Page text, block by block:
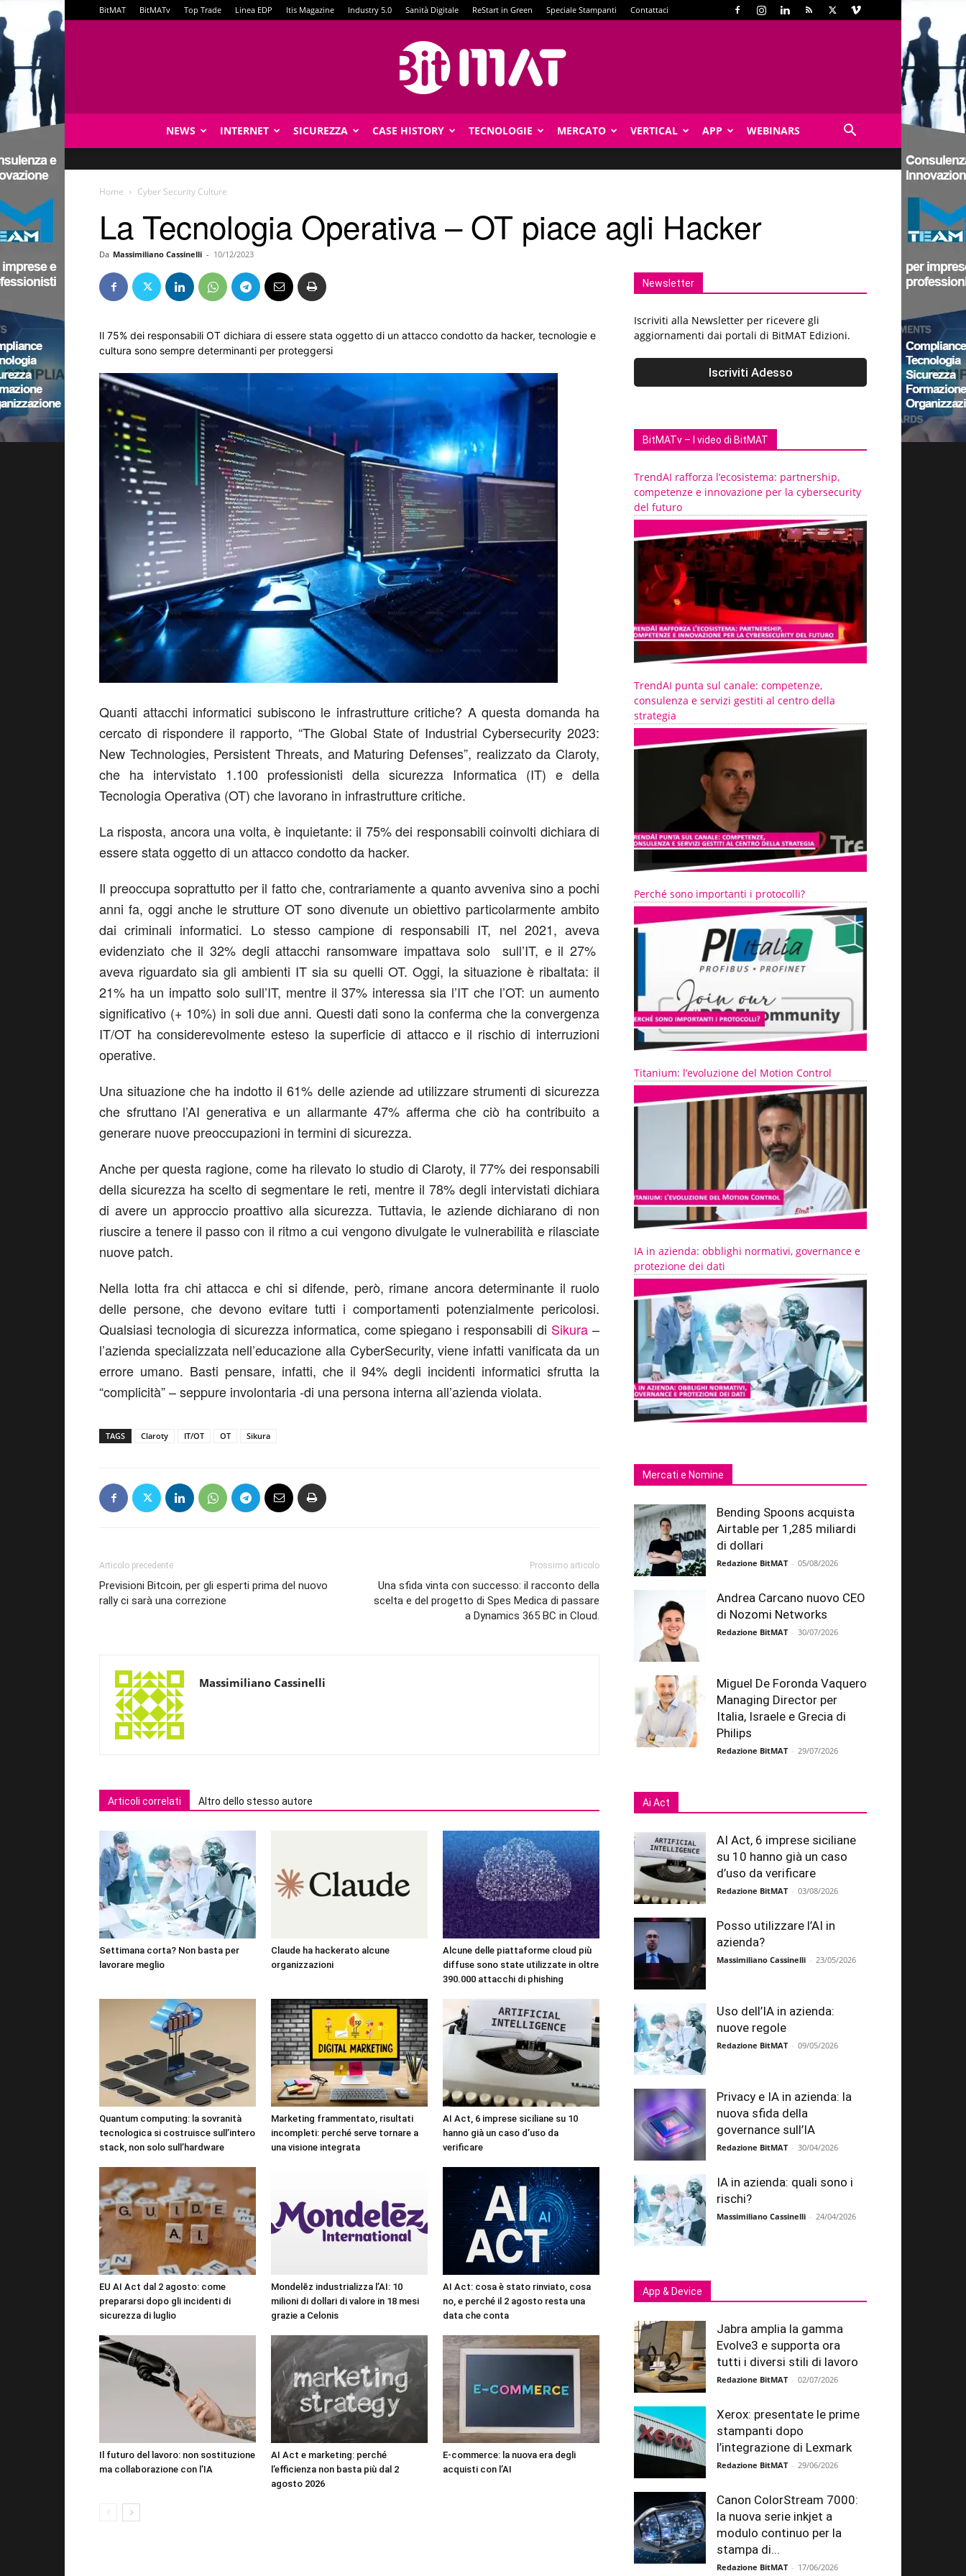
BitMAT BitMATv Top Trade Linea EDP Itis Magazine Industry 5.0 Sanità Digitale ReStart in Green Speciale Stampanti Contattaci
NEWS INTERNET SICUREZZA CASE HISTORY TECNOLOGIE MERCATO VERTICAL APP WEBINARS
Home Cyber Security Culture
La Tecnologia Operativa – OT piace agli Hacker
Da Massimiliano Cassinelli - 10/12/2023
Il 75% dei responsabili OT dichiara di essere stata oggetto di un attacco condotto da hacker, tecnologie e
cultura sono sempre determinanti per proteggersi
Quanti attacchi informatici subiscono le infrastrutture critiche? A questa domanda ha
cercato di rispondere il rapporto, “The Global State of Industrial Cybersecurity 2023:
New Technologies, Persistent Threats, and Maturing Defenses”, realizzato da Claroty,
che ha intervistato 1.100 professionisti della sicurezza Informatica (IT) e della
Tecnologia Operativa (OT) che lavorano in infrastrutture critiche.
La risposta, ancora una volta, è inquietante: il 75% dei responsabili coinvolti dichiara di
essere stata oggetto di un attacco condotto da hacker.
Il preoccupa soprattutto per il fatto che, contrariamente a quanto avveniva sino a pochi
anni fa, oggi anche le strutture OT sono divenute un obiettivo particolarmente ambito
dai criminali informatici. Lo stesso campione di responsabili IT, nel 2021, aveva
evidenziato che il 32% degli attacchi ransomware impattava solo sull’IT, e il 27%
aveva riguardato sia gli ambienti IT sia su quelli OT. Oggi, la situazione è ribaltata: il
21% ha un impatto solo sull’IT, mentre il 37% interessa sia l’IT che l’OT: un aumento
significativo (+ 10%) in soli due anni. Questi dati sono la conferma che la convergenza
IT/OT ha considerevolmente esteso la superficie di attacco e il rischio di interruzioni
operative.
Una situazione che ha indotto il 61% delle aziende ad utilizzare strumenti di sicurezza
che sfruttano l’AI generativa e un allarmante 47% afferma che ciò ha contribuito a
generare nuove preoccupazioni in termini di sicurezza.
Anche per questa ragione, come ha rilevato lo studio di Claroty, il 77% dei responsabili
della sicurezza ha scelto di segmentare le reti, mentre il 78% degli intervistati dichiara
di avere un approccio proattivo alla sicurezza. Tuttavia, le aziende dichiarano di non
riuscire a tenere il passo con il ritmo a cui vengono divulgate le vulnerabilità e rilasciate
nuove patch.
Nella lotta fra chi attacca e chi si difende, però, rimane ancora determinante il ruolo
delle persone, che devono evitare tutti i comportamenti potenzialmente pericolosi.
Qualsiasi tecnologia di sicurezza informatica, come spiegano i responsabili di Sikura –
l’azienda specializzata nell’educazione alla CyberSecurity, viene infatti vanificata da un
errore umano. Basti pensare, infatti, che il 94% degli incidenti informatici sfrutta la
“complicità” – seppure involontaria -di una persona interna all’azienda violata.
TAGS Claroty IT/OT OT Sikura
Articolo precedente
Previsioni Bitcoin, per gli esperti prima del nuovo
rally ci sarà una correzione
Prossimo articolo
Una sfida vinta con successo: il racconto della
scelta e del progetto di Spes Medica di passare
a Dynamics 365 BC in Cloud.
Massimiliano Cassinelli
Articoli correlati Altro dello stesso autore
Settimana corta? Non basta per
lavorare meglio
Claude ha hackerato alcune
organizzazioni
Alcune delle piattaforme cloud più
diffuse sono state utilizzate in oltre
390.000 attacchi di phishing
Quantum computing: la sovranità
tecnologica si costruisce sull’intero
stack, non solo sull’hardware
Marketing frammentato, risultati
incompleti: perché serve tornare a
una visione integrata
AI Act, 6 imprese siciliane su 10
hanno già un caso d’uso da
verificare
EU AI Act dal 2 agosto: come
prepararsi dopo gli incidenti di
sicurezza di luglio
Mondelēz industrializza l’AI: 10
milioni di dollari di valore in 18 mesi
grazie a Celonis
AI Act: cosa è stato rinviato, cosa
no, e perché il 2 agosto resta una
data che conta
Il futuro del lavoro: non sostituzione
ma collaborazione con l’IA
AI Act e marketing: perché
l’efficienza non basta più dal 2
agosto 2026
E-commerce: la nuova era degli
acquisti con l’AI
Newsletter
Iscriviti alla Newsletter per ricevere gli
aggiornamenti dai portali di BitMAT Edizioni.
BitMATv – I video di BitMAT
TrendAI rafforza l’ecosistema: partnership,
competenze e innovazione per la cybersecurity
del futuro
TrendAI punta sul canale: competenze,
consulenza e servizi gestiti al centro della
strategia
Perché sono importanti i protocolli?
Titanium: l’evoluzione del Motion Control
IA in azienda: obblighi normativi, governance e
protezione dei dati
Mercati e Nomine
Bending Spoons acquista
Airtable per 1,285 miliardi
di dollari
Redazione BitMAT - 05/08/2026
Andrea Carcano nuovo CEO
di Nozomi Networks
Redazione BitMAT - 30/07/2026
Miguel De Foronda Vaquero
Managing Director per
Italia, Israele e Grecia di
Philips
Redazione BitMAT - 29/07/2026
Ai Act
AI Act, 6 imprese siciliane
su 10 hanno già un caso
d’uso da verificare
Redazione BitMAT - 03/08/2026
Posso utilizzare l’AI in
azienda?
Massimiliano Cassinelli - 23/05/2026
Uso dell’IA in azienda:
nuove regole
Redazione BitMAT - 09/05/2026
Privacy e IA in azienda: la
nuova sfida della
governance sull’IA
Redazione BitMAT - 30/04/2026
IA in azienda: quali sono i
rischi?
Massimiliano Cassinelli - 24/04/2026
App & Device
Jabra amplia la gamma
Evolve3 e supporta ora
tutti i diversi stili di lavoro
Redazione BitMAT - 02/07/2026
Xerox: presentate le prime
stampanti dopo
l’integrazione di Lexmark
Redazione BitMAT - 29/06/2026
Canon ColorStream 7000:
la nuova serie inkjet a
modulo continuo per la
stampa di...
Redazione BitMAT - 17/06/2026